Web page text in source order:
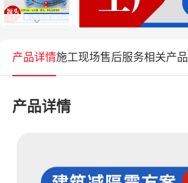
产品详情施工现场售后服务相关产品
产品详情